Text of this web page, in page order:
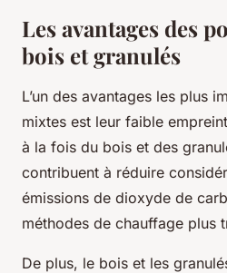
Les avantages des
bois et granulés
L’un des avantages les plus
mixtes est leur faible
à la fois du bois et des
contribuent à réduire
émissions de dioxyde de
méthodes de chauffage plus
De plus, le bois et les